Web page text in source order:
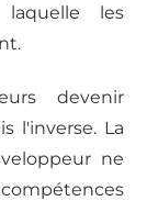
les
devenir
l'inverse. La
ne